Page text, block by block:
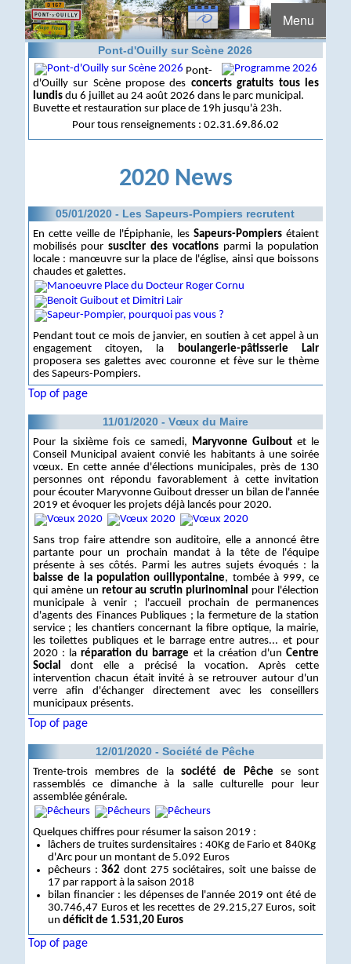
Menu
Pont-d'Ouilly sur Scène 2026
Pont-
d'Ouilly sur Scène propose des concerts gratuits tous les
lundisdu 6 juillet au 24 août 2026 dans le parc municipal.
Buvette et restauration sur place de 19h jusqu'à 23h.
Pour tous renseignements : 02.31.69.86.02
2020 News
05/01/2020 - Les Sapeurs-Pompiers recrutent
En cette veille de l'Épiphanie, lesSapeurs-Pompiers étaient
mobilisés poursusciter des vocationsparmi la population
locale : manœuvre sur la place de l'église, ainsi que boissons
chaudes et galettes.
Pendant tout ce mois de janvier, en soutien à cet appel à un
engagement citoyen, la
boulangerie-pâtisserie Lair
proposera ses galettes avec couronne et fève sur le thème
des Sapeurs-Pompiers.
Top of page
11/01/2020 - Vœux du Maire
Pour la sixième fois ce samedi, Maryvonne Guibout et le
Conseil Municipal avaient convié les habitants à une soirée
vœux. En cette année d'élections municipales, près de 130
personnes ont répondu favorablement à cette invitation
pour écouter Maryvonne Guibout dresser un bilan de l'année
2019 et évoquer les projets déjà lancés pour 2020.
Sans trop faire attendre son auditoire, elle a annoncé être
partante pour un prochain mandat à la tête de l'équipe
présente à ses côtés. Parmi les autres sujets évoqués : la
baisse de la population ouillypontaine, tombée à 999, ce
qui amène un retour au scrutin plurinominal pour l'élection
municipale à venir ; l'accueil prochain de permanences
d'agents des Finances Publiques ; la fermeture de la station
service ; les chantiers concernant la fibre optique, la mairie,
les toilettes publiques et le barrage entre autres... et pour
2020 : laréparation du barrage et la création d'unCentre
Social
dont elle a précisé la vocation. Après cette
intervention chacun était invité à se retrouver autour d'un
verre afin d'échanger directement avec les conseillers
municipaux présents.
Top of page
12/01/2020 - Société de Pêche
Trente-trois membres de la société de Pêche se sont
rassemblés ce dimanche à la salle culturelle pour leur
assemblée générale.
Quelques chiffres pour résumer la saison 2019 :
lâchers de truites surdensitaires : 40Kg de Fario et 840Kg
d'Arc pour un montant de 5.092 Euros
pêcheurs :362 dont 275 sociétaires, soit une baisse de
17 par rapport à la saison 2018
bilan financier : les dépenses de l'année 2019 ont été de
30.746,47 Euros et les recettes de 29.215,27 Euros, soit
undéficit de 1.531,20 Euros
Top of page